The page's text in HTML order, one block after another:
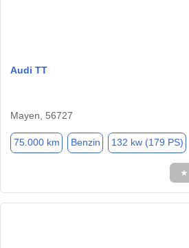
Audi TT
Mayen, 56727
75.000 km Benzin 132 kw (179 PS)
★